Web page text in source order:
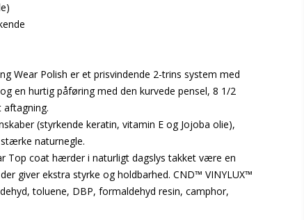
Wear Polish er et prisvindende 2-trins system med
en hurtig påføring med den kurvede pensel, 8 1/2
(styrkende keratin, vitamin E og Jojoba olie),
naturnegle.
Top coat hærder i naturligt dagslys takket være en
giver ekstra styrke og holdbarhed. CND™ VINYLUX™
toluene, DBP, formaldehyd resin, camphor,